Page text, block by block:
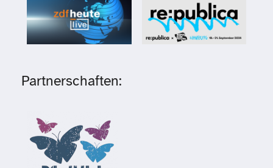
Partnerschaften: